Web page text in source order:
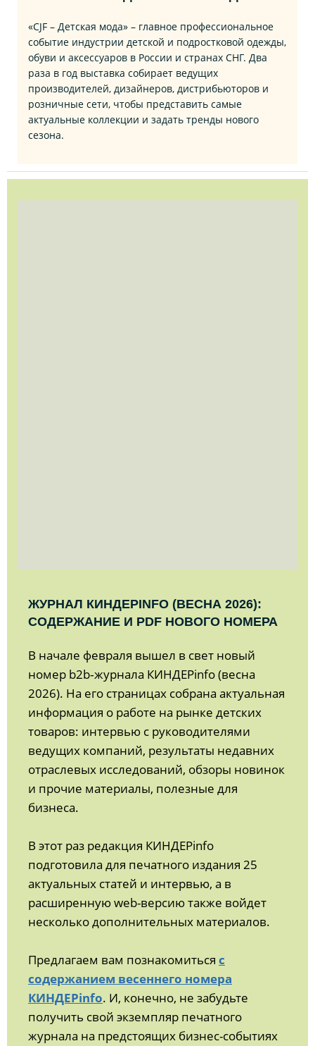
«CJF – Детская мода» – главное профессиональное
событие индустрии детской и подростковой одежды,
обуви и аксессуаров в России и странах СНГ. Два
раза в год выставка собирает ведущих
производителей, дизайнеров, дистрибьюторов и
розничные сети, чтобы представить самые
актуальные коллекции и задать тренды нового
сезона.
ЖУРНАЛ КИНДЕРINFO (ВЕСНА 2026):
СОДЕРЖАНИЕ И PDF НОВОГО НОМЕРА
В начале февраля вышел в свет новый
номер b2b‑журнала КИНДЕРinfo (весна
2026). На его страницах собрана актуальная
информация о работе на рынке детских
товаров: интервью с руководителями
ведущих компаний, результаты недавних
отраслевых исследований, обзоры новинок
и прочие материалы, полезные для
бизнеса.
В этот раз редакция КИНДЕРinfo
подготовила для печатного издания 25
актуальных статей и интервью, а в
расширенную web-версию также войдет
несколько дополнительных материалов.
Предлагаем вам познакомиться с
содержанием весеннего номера
КИНДЕРinfo. И, конечно, не забудьте
получить свой экземпляр печатного
журнала на предстоящих бизнес-событиях